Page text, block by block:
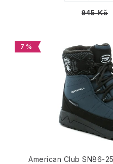
945 Kč
7 %
American Club SN86-